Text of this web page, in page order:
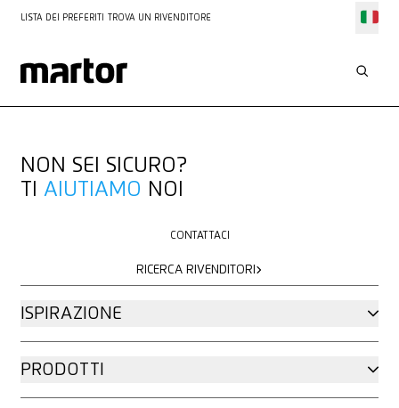
LISTA DEI PREFERITI TROVA UN RIVENDITORE
NON SEI SICURO?
TI AIUTIAMO NOI
CONTATTACI
RICERCA RIVENDITORI
ISPIRAZIONE
PRODOTTI